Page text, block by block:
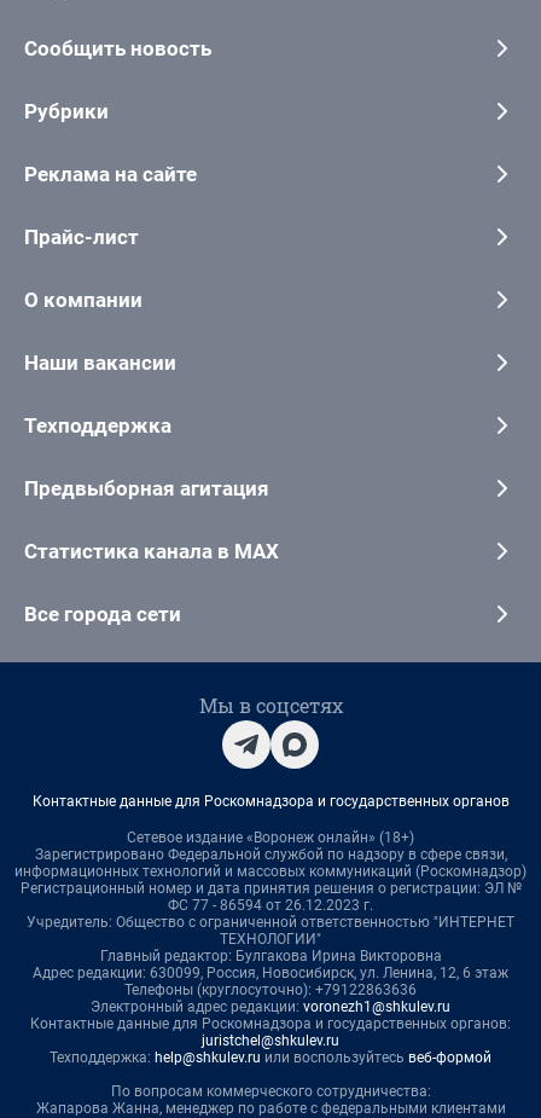
Сообщить новость
Рубрики
Реклама на сайте
Прайс-лист
О компании
Наши вакансии
Техподдержка
Предвыборная агитация
Статистика канала в MAX
Все города сети
Мы в соцсетях
Контактные данные для Роскомнадзора и государственных органов
Сетевое издание «Воронеж онлайн» (18+)
Зарегистрировано Федеральной службой по надзору в сфере связи,
информационных технологий и массовых коммуникаций (Роскомнадзор)
Регистрационный номер и дата принятия решения о регистрации: ЭЛ №
ФС 77 - 86594 от 26.12.2023 г.
Учредитель: Общество с ограниченной ответственностью "ИНТЕРНЕТ
ТЕХНОЛОГИИ"
Главный редактор: Булгакова Ирина Викторовна
Адрес редакции: 630099, Россия, Новосибирск, ул. Ленина, 12, 6 этаж
Телефоны (круглосуточно): +79122863636
Электронный адрес редакции: voronezh1@shkulev.ru
Контактные данные для Роскомнадзора и государственных органов:
juristchel@shkulev.ru
Техподдержка: help@shkulev.ru или воспользуйтесь веб-формой
По вопросам коммерческого сотрудничества:
Жапарова Жанна, менеджер по работе с федеральными клиентами